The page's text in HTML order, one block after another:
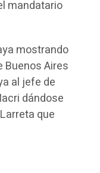
mandatario
mostrando
Buenos Aires
al jefe de
dándose
que